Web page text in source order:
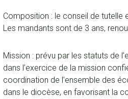
Composition : le conseil de tutelle
Les mandants sont de 3 ans,
Mission : prévu par les statuts de
dans l’exercice de la mission
coordination de l’ensemble des
dans le diocèse, en favorisant la